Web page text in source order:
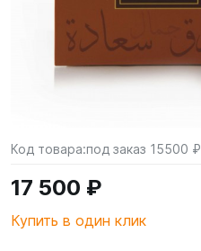
Код товара:под заказ 15500 ₽
17 500 ₽
Купить в один клик